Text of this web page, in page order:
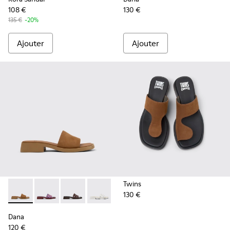
108 €
135 € -20%
Ajouter
130 €
Ajouter
Dana - K201740-011 - Sandales en cuir nubuck marron Pour
Dana - K201740-015
Dana - K201740-013 - Sandales en daim
Dana - K201740-008
Dana - K201740-004
Dana - K201740-001
Dana
120 €
Twins
130 €